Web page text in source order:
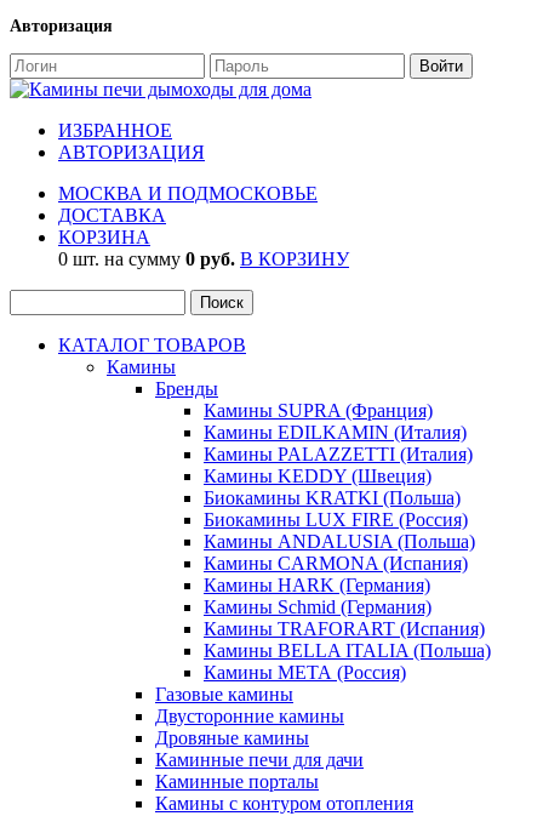
Авторизация
ИЗБРАННОЕ
АВТОРИЗАЦИЯ
МОСКВА И ПОДМОСКОВЬЕ
ДОСТАВКА
КОРЗИНА
0 шт. на сумму 0 руб. В КОРЗИНУ
КАТАЛОГ ТОВАРОВ
Камины
Бренды
Камины SUPRA (Франция)
Камины EDILKAMIN (Италия)
Камины PALAZZETTI (Италия)
Камины KEDDY (Швеция)
Биокамины KRATKI (Польша)
Биокамины LUX FIRE (Россия)
Камины ANDALUSIA (Польша)
Камины CARMONA (Испания)
Камины HARK (Германия)
Камины Schmid (Германия)
Камины TRAFORART (Испания)
Камины BELLA ITALIA (Польша)
Камины МЕТА (Россия)
Газовые камины
Двусторонние камины
Дровяные камины
Каминные печи для дачи
Каминные порталы
Камины с контуром отопления